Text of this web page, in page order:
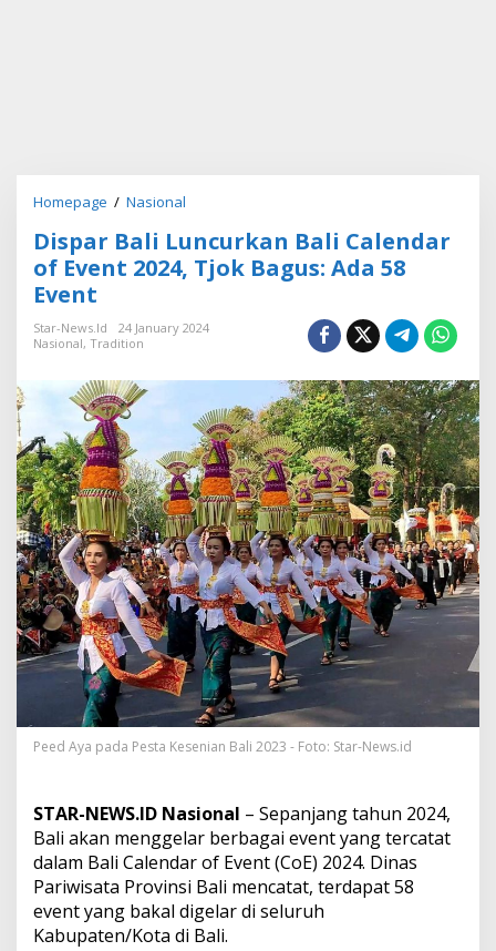
Homepage / Nasional
s
a
B
i
u
n
c
u
r
k
a
n
B
a
l
C
a
e
n
o
f
E
v
e
n
t
Dispar Bali Luncurkan Bali Calendar
of Event 2024, Tjok Bagus: Ada 58
Event
Star-News.id
24 January 2024
Nasional, Tradition
Peed Aya pada Pesta Kesenian Bali 2023 - Foto: Star-News.id
STAR-NEWS.ID Nasional – Sepanjang tahun 2024,
Bali akan menggelar berbagai event yang tercatat
dalam Bali Calendar of Event (CoE) 2024. Dinas
Pariwisata Provinsi Bali mencatat, terdapat 58
event yang bakal digelar di seluruh
Kabupaten/Kota di Bali.